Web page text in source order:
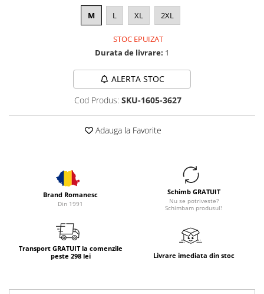
M L XL 2XL
STOC EPUIZAT
Durata de livrare: 1
ALERTA STOC
Cod Produs: SKU-1605-3627
Adauga la Favorite
Brand Romanesc
Din 1991
Schimb GRATUIT
Nu se potriveste?
Schimbam produsul!
Transport GRATUIT la comenzile
peste 298 lei
Livrare imediata din stoc